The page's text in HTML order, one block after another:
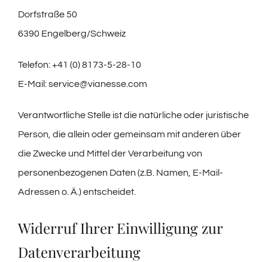
Dorfstraße 50
6390 Engelberg/Schweiz
Telefon: +41 (0) 8173-5-28-10
E-Mail: service@vianesse.com
Verantwortliche Stelle ist die natürliche oder juristische
Person, die allein oder gemeinsam mit anderen über
die Zwecke und Mittel der Verarbeitung von
personenbezogenen Daten (z.B. Namen, E-Mail-
Adressen o. Ä.) entscheidet.
Widerruf Ihrer Einwilligung zur
Datenverarbeitung